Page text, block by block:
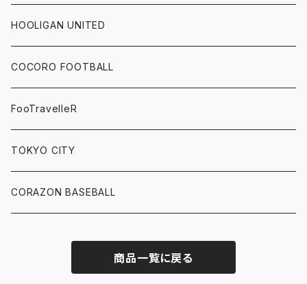
HOOLIGAN UNITED
COCORO FOOTBALL
FooTravelleR
TOKYO CITY
CORAZON BASEBALL
商品一覧に戻る